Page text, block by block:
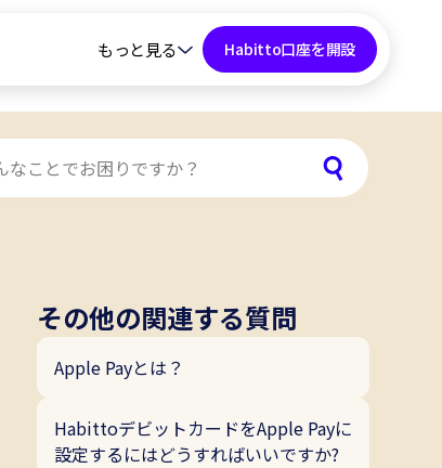
もっと見る Habitto口座を開設
その他の関連する質問
Apple Payとは？
HabittoデビットカードをApple Payに
設定するにはどうすればいいですか?